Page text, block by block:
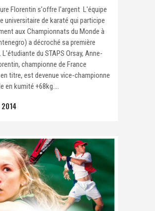
Florentin s'offre l'argent L'équipe
universitaire de karaté qui participe
aux Championnats du Monde à
a décroché sa première
L'étudiante du STAPS Orsay, Anne-
championne de France
titre, est devenue vice-championne
en kumité +68kg....